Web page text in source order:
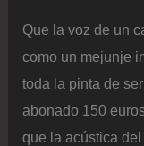
Que la voz de un
como un mejunje
toda la pinta de
abonado 150
que la acústica